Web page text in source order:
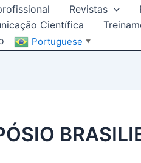
Revistas
Científica
Portuguese ▼